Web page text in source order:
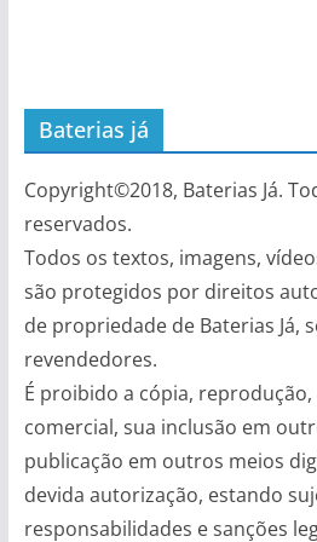
Baterias já
Copyright©2018, Baterias Já.
reservados.
Todos os textos, imagens,
são protegidos por direitos
de propriedade de Baterias Já,
revendedores.
É proibido a cópia,
comercial, sua inclusão em
publicação em outros meios
devida autorização, estando
responsabilidades e sanções